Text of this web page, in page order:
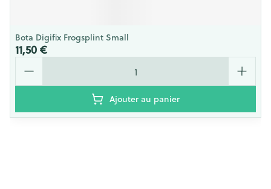
Bota Digifix Frogsplint Small
11,50 €
Quantité
Ajouter au panier